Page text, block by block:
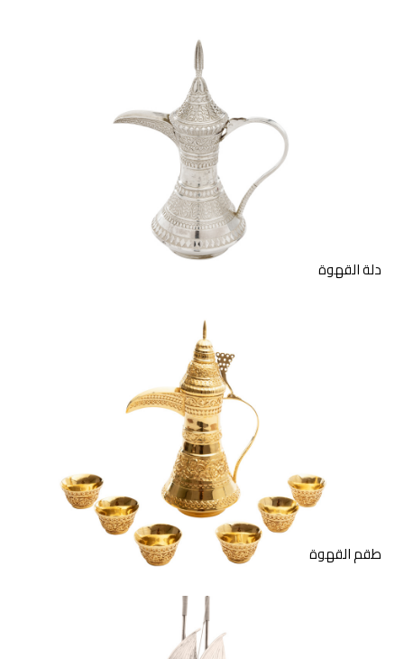
دلة القهوة من الفضة الاسترليني
والفضة المطلية بالذهب. متوفر
بمقاسات مختلفة.
دلة القهوة
طقم القهوة مؤلف من دلة
وستة فناجين من الفضة
الاسترليني والفضة المطلية
بالذهب. متوفر بمقاسات
مختلفة.
طقم القهوة